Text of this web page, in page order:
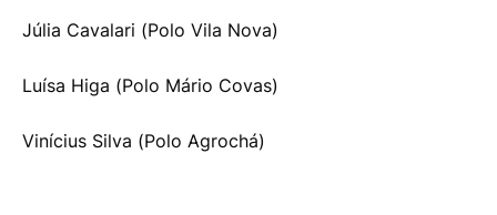
Júlia Cavalari (Polo Vila Nova)
Luísa Higa (Polo Mário Covas)
Vinícius Silva (Polo Agrochá)